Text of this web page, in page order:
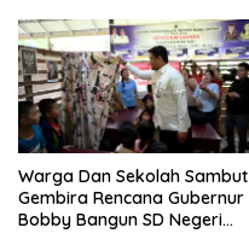
Warga Dan Sekolah Sambut
Gembira Rencana Gubernur
Bobby Bangun SD Negeri